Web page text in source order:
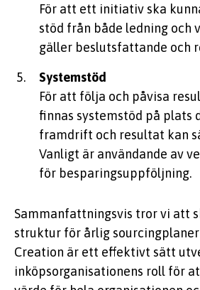
För att ett initiativ ska
stöd från både ledning och
gäller beslutsfattande och
Systemstöd
För att följa och påvisa
finnas systemstöd på plats
framdrift och resultat kan
Vanligt är användande av
för besparingsuppföljning.
Sammanfattningsvis tror vi att
struktur för årlig
Creation är ett effektivt sätt
inköpsorganisationens roll för